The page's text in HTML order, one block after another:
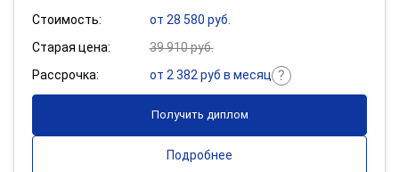
Стоимость:
от 28 580 руб.
Старая цена:
39 910 руб.
Рассрочка:
от 2 382 руб в месяц
Получить диплом
Подробнее